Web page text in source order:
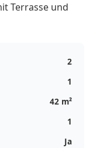
Terrasse und
2
1
42 m²
1
Ja